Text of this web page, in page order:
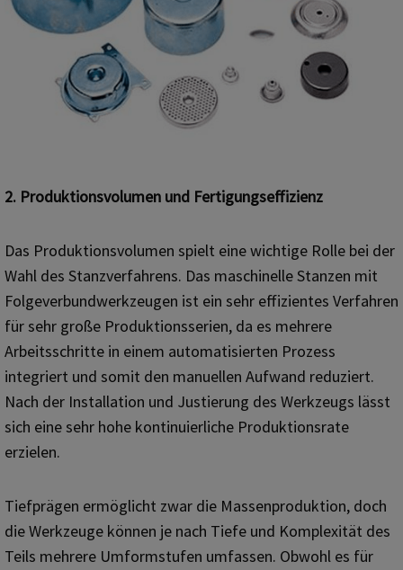
2. Produktionsvolumen und Fertigungseffizienz
Das Produktionsvolumen spielt eine wichtige Rolle bei der
Wahl des Stanzverfahrens. Das maschinelle Stanzen mit
Folgeverbundwerkzeugen ist ein sehr effizientes Verfahren
für sehr große Produktionsserien, da es mehrere
Arbeitsschritte in einem automatisierten Prozess
integriert und somit den manuellen Aufwand reduziert.
Nach der Installation und Justierung des Werkzeugs lässt
sich eine sehr hohe kontinuierliche Produktionsrate
erzielen.
Tiefprägen ermöglicht zwar die Massenproduktion, doch
die Werkzeuge können je nach Tiefe und Komplexität des
Teils mehrere Umformstufen umfassen. Obwohl es für